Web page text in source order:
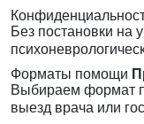
Без постановки на
Форматы помощи
Выбираем формат
выезд врача или